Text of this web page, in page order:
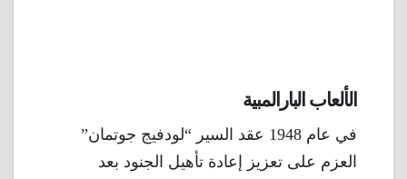
الألعاب البارالمبية
في عام 1948 عقد السير “لودفيج جوتمان”
العزم على تعزيز إعادة تأهيل الجنود بعد